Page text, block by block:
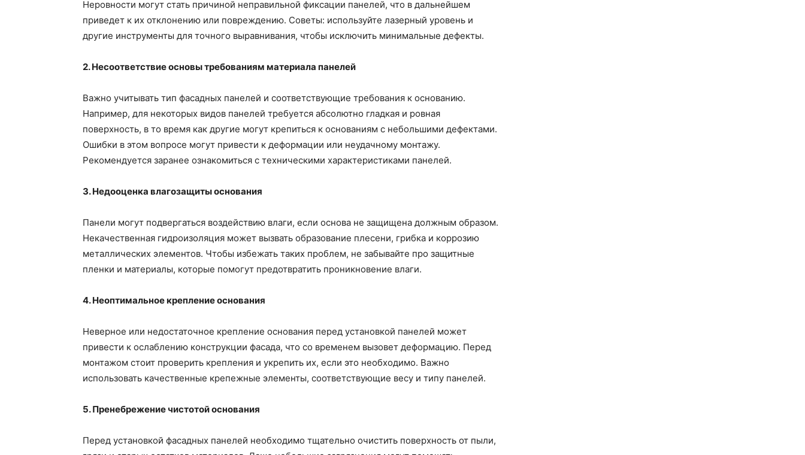
Неровности могут стать причиной неправильной фиксации панелей, что в дальнейшем
приведет к их отклонению или повреждению. Советы: используйте лазерный уровень и
другие инструменты для точного выравнивания, чтобы исключить минимальные дефекты.
2. Несоответствие основы требованиям материала панелей
Важно учитывать тип фасадных панелей и соответствующие требования к основанию.
Например, для некоторых видов панелей требуется абсолютно гладкая и ровная
поверхность, в то время как другие могут крепиться к основаниям с небольшими дефектами.
Ошибки в этом вопросе могут привести к деформации или неудачному монтажу.
Рекомендуется заранее ознакомиться с техническими характеристиками панелей.
3. Недооценка влагозащиты основания
Панели могут подвергаться воздействию влаги, если основа не защищена должным образом.
Некачественная гидроизоляция может вызвать образование плесени, грибка и коррозию
металлических элементов. Чтобы избежать таких проблем, не забывайте про защитные
пленки и материалы, которые помогут предотвратить проникновение влаги.
4. Неоптимальное крепление основания
Неверное или недостаточное крепление основания перед установкой панелей может
привести к ослаблению конструкции фасада, что со временем вызовет деформацию. Перед
монтажом стоит проверить крепления и укрепить их, если это необходимо. Важно
использовать качественные крепежные элементы, соответствующие весу и типу панелей.
5. Пренебрежение чистотой основания
Перед установкой фасадных панелей необходимо тщательно очистить поверхность от пыли,